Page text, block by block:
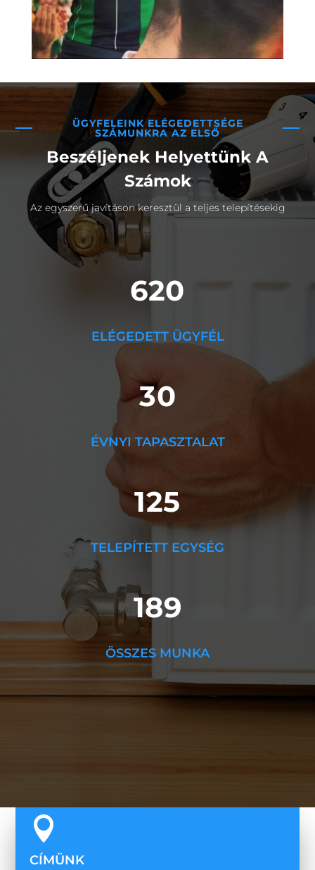
ÜGYFELEINK ELÉGEDETTSÉGE
SZÁMUNKRA AZ ELSŐ
Beszéljenek Helyettünk A
Számok
Az egyszerű javításon keresztül a teljes telepítésekig
620
ELÉGEDETT ÜGYFÉL
30
ÉVNYI TAPASZTALAT
125
TELEPÍTETT EGYSÉG
189
ÖSSZES MUNKA

CÍMÜNK